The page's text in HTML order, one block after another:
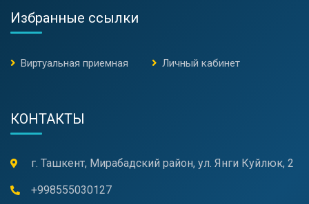
Избранные ссылки
Виртуальная приемная Личный кабинет
КОНТАКТЫ
г. Ташкент, Мирабадский район, ул. Янги Куйлюк, 2
+998555030127